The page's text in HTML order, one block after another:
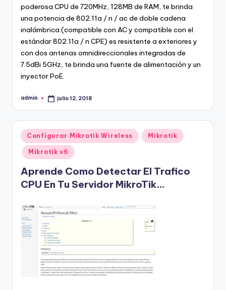
poderosa CPU de 720MHz, 128MB de RAM, te brinda
una potencia de 802.11a / n / ac de doble cadena
inalámbrica (compatible con AC y compatible con el
estándar 802.11a / n CPE) es resistente a exteriores y
con dos antenas omnidireccionales integradas de
7.5dBi 5GHz, te brinda una fuente de alimentación y un
inyector PoE.
Publicado
admin julio 12, 2018
Publicado
en
Configurar Mikrotik Wireless Mikrotik
Mikrotik v6
Aprende Como Detectar El Trafico
CPU En Tu Servidor MikroTik…